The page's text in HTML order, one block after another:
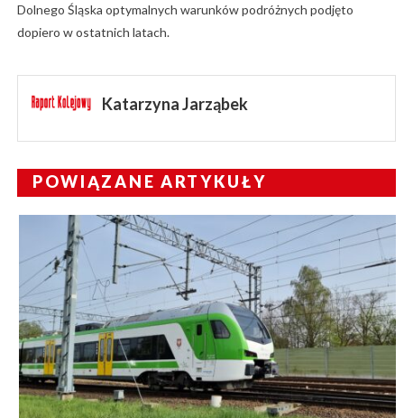
Dolnego Śląska optymalnych warunków podróżnych podjęto
dopiero w ostatnich latach.
Katarzyna Jarząbek
POWIĄZANE ARTYKUŁY